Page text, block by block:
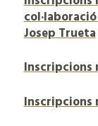
Josep Trueta
Inscripcions
Inscripcions